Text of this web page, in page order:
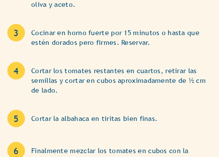
oliva y aceto.
Cocinar en horno fuerte por 15 minutos o hasta que
estén dorados pero firmes. Reservar.
Cortar los tomates restantes en cuartos, retirar las
semillas y cortar en cubos aproximadamente de ½ cm
de lado.
Cortar la albahaca en tiritas bien finas.
Finalmente mezclar los tomates en cubos con la